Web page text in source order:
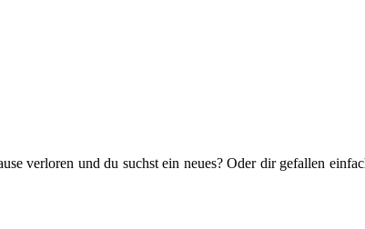
verloren und du suchst ein neues? Oder dir gefallen